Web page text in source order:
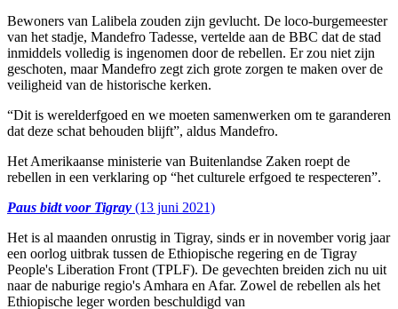
Bewoners van Lalibela zouden zijn gevlucht. De loco-burgemeester
van het stadje, Mandefro Tadesse, vertelde aan de BBC dat de stad
inmiddels volledig is ingenomen door de rebellen. Er zou niet zijn
geschoten, maar Mandefro zegt zich grote zorgen te maken over de
veiligheid van de historische kerken.
“Dit is werelderfgoed en we moeten samenwerken om te garanderen
dat deze schat behouden blijft”, aldus Mandefro.
Het Amerikaanse ministerie van Buitenlandse Zaken roept de
rebellen in een verklaring op “het culturele erfgoed te respecteren”.
Paus bidt voor Tigray (13 juni 2021)
Het is al maanden onrustig in Tigray, sinds er in november vorig jaar
een oorlog uitbrak tussen de Ethiopische regering en de Tigray
People's Liberation Front (TPLF). De gevechten breiden zich nu uit
naar de naburige regio's Amhara en Afar. Zowel de rebellen als het
Ethiopische leger worden beschuldigd van